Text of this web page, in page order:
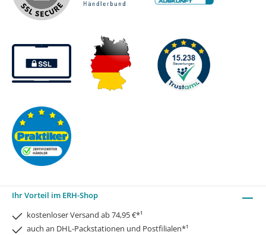
Ihr Vorteil im ERH-Shop
kostenloser Versand ab 74,95 €*¹
auch an DHL-Packstationen und Postfilialen*¹